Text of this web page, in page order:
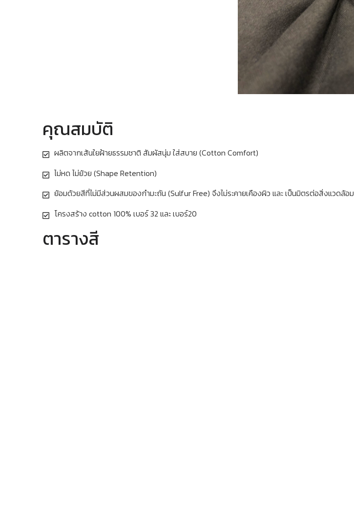
คุณสมบัติ
ผลิตจากเส้นใยฝ้ายธรรมชาติ สัมผัสนุ่ม ใส่สบาย (Cotton Comfort)
ไม่หด ไม่ย้วย (Shape Retention)
ย้อมด้วยสีที่ไม่มีส่วนผสมของกำมะถัน (Sulfur Free) จึงไม่ระคายเคืองผิว และ เป็นมิตรต่อสิ่งแวดล้อม
โครงสร้าง cotton 100% เบอร์ 32 และ เบอร์20
ตารางสี